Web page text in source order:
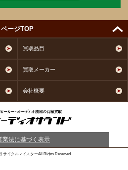
ページTOP
買取品目
買取メーカー
会社概要
業法に基づく表示
サイクルマイスターAll Rights Reserved.